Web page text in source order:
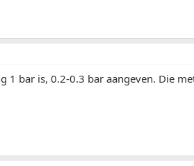
1 bar is, 0.2-0.3 bar aangeven. Die